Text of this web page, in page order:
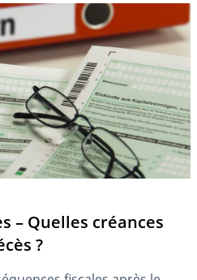
– Quelles créances
?